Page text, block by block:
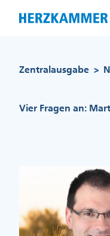
Zentralausgabe >
Vier Fragen an: